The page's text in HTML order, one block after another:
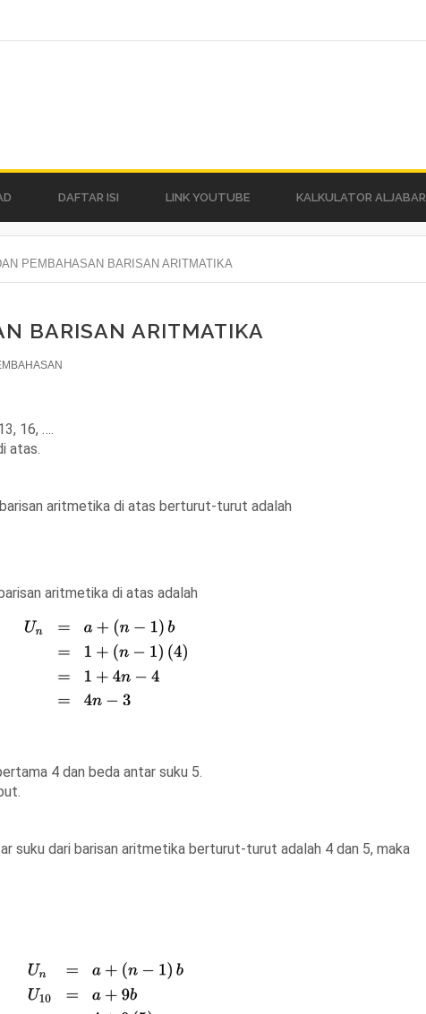
DAFTAR ISI LINK YOUTUBE KALKULATOR ALJABAR
PEMBAHASAN BARISAN ARITMATIKA
BARISAN ARITMATIKA
16, ….
atas.
aritmetika di atas berturut-turut adalah
aritmetika di atas adalah
4 dan beda antar suku 5.
suku dari barisan aritmetika berturut-turut adalah 4 dan 5, maka